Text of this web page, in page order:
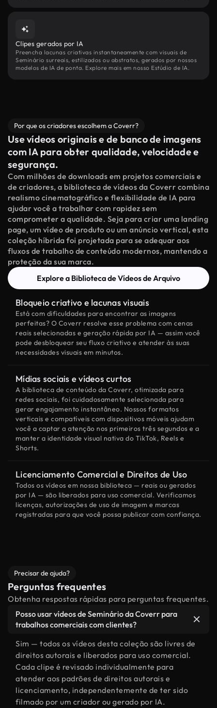
Clipes gerados por IA
Preencha lacunas criativas instantaneamente com visuais de
Seminário surreais, estilizados ou abstratos, gerados por nossos
modelos de IA de ponta. Explore mais em nosso Estúdio de IA.
Por que os criadores escolhem a Coverr?
Use vídeos originais e de banco de imagens
com IA para obter qualidade, velocidade e
segurança.
Com milhões de downloads em projetos comerciais e
de criadores, a biblioteca de vídeos da Coverr combina
realismo cinematográfico e flexibilidade de IA para
ajudar você a trabalhar com rapidez sem
comprometer a qualidade. Seja para criar uma landing
page, um vídeo de produto ou um anúncio vertical, esta
coleção híbrida foi projetada para se adequar aos
fluxos de trabalho de conteúdo modernos, mantendo a
proteção da sua marca.
Explore a Biblioteca de Vídeos de Arquivo
Bloqueio criativo e lacunas visuais
Está com dificuldades para encontrar as imagens
perfeitas? O Coverr resolve esse problema com cenas
reais selecionadas e geração rápida por IA — assim você
pode desbloquear seu fluxo criativo e atender às suas
necessidades visuais em minutos.
Mídias sociais e vídeos curtos
A biblioteca de conteúdo da Coverr, otimizada para
redes sociais, foi cuidadosamente selecionada para
gerar engajamento instantâneo. Nossos formatos
verticais e compatíveis com dispositivos móveis ajudam
você a captar a atenção nos primeiros três segundos e a
manter a identidade visual nativa do TikTok, Reels e
Shorts.
Licenciamento Comercial e Direitos de Uso
Todos os vídeos em nossa biblioteca — reais ou gerados
por IA — são liberados para uso comercial. Verificamos
licenças, autorizações de uso de imagem e marcas
registradas para que você possa publicar com confiança.
Precisar de ajuda?
Perguntas frequentes
Obtenha respostas rápidas para perguntas frequentes.
Posso usar vídeos de Seminário da Coverr para
trabalhos comerciais com clientes?
Sim — todos os vídeos desta coleção são livres de
direitos autorais e liberados para uso comercial.
Cada clipe é revisado individualmente para
atender aos padrões de direitos autorais e
licenciamento, independentemente de ter sido
filmado por um criador ou gerado por IA.